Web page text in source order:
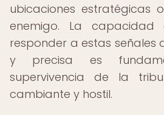
ubicaciones estratégicas
enemigo. La
responder a estas señales
y precisa es
supervivencia de la
cambiante y hostil.